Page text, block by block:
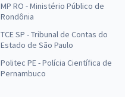
MP RO - Ministério Público de
Rondônia
TCE SP - Tribunal de Contas do
Estado de São Paulo
Politec PE - Polícia Científica de
Pernambuco